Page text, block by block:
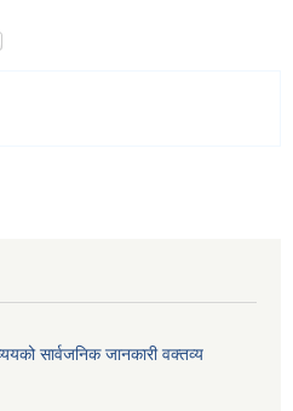
सार्वजनिक जानकारी वक्तव्य